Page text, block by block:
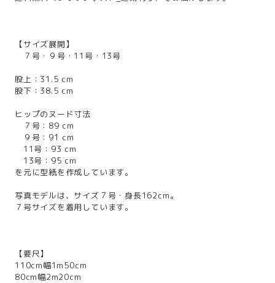
【サイズ展開】
７号・９号・11号・13号
股上：31.5 cm
股下：38.5 cm
ヒップのヌード寸法
７号：89 cm
９号：91 cm
11号：93 cm
13号：95 cm
を元に型紙を作成しています。
写真モデルは、サイズ７号・身長162cm。
７号サイズを着用しています。
【要尺】
110cm幅1m50cm
80cm幅2m20cm